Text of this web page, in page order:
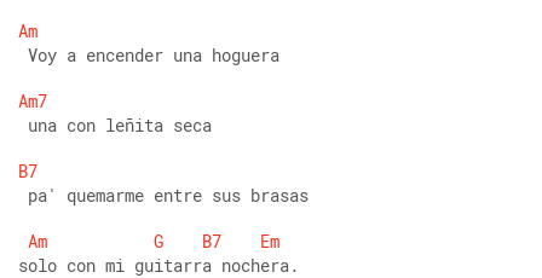
Am
Voy a encender una hoguera
Am7
una con leñita seca
B7
pa' quemarme entre sus brasas
Am
G B7
Em
solo con mi guitarra nochera.